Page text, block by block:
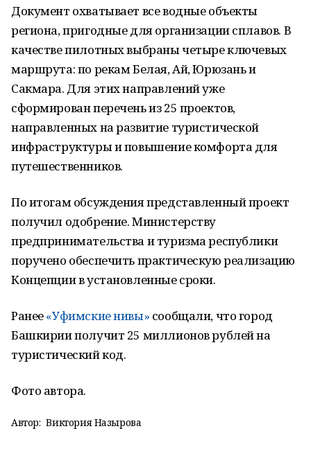
Документ охватывает все водные объекты
региона, пригодные для организации сплавов. В
качестве пилотных выбраны четыре ключевых
маршрута: по рекам Белая, Ай, Юрюзань и
Сакмара. Для этих направлений уже
сформирован перечень из 25 проектов,
направленных на развитие туристической
инфраструктуры и повышение комфорта для
путешественников.
По итогам обсуждения представленный проект
получил одобрение. Министерству
предпринимательства и туризма республики
поручено обеспечить практическую реализацию
Концепции в установленные сроки.
Ранее«Уфимские нивы» сообщали, что город
Башкирии получит 25 миллионов рублей на
туристический код.
Фото автора.
Автор: Виктория Назырова